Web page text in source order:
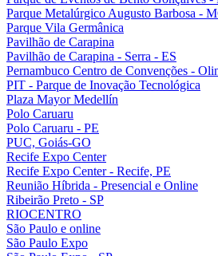
Parque Metalúrgico Augusto Barbosa -
Parque Vila Germânica
Pavilhão de Carapina
Pavilhão de Carapina - Serra - ES
Pernambuco Centro de Convenções -
PIT - Parque de Inovação Tecnológica
Plaza Mayor Medellín
Polo Caruaru
Polo Caruaru - PE
PUC, Goiás-GO
Recife Expo Center
Recife Expo Center - Recife, PE
Reunião Híbrida - Presencial e Online
Ribeirão Preto - SP
RIOCENTRO
São Paulo e online
São Paulo Expo